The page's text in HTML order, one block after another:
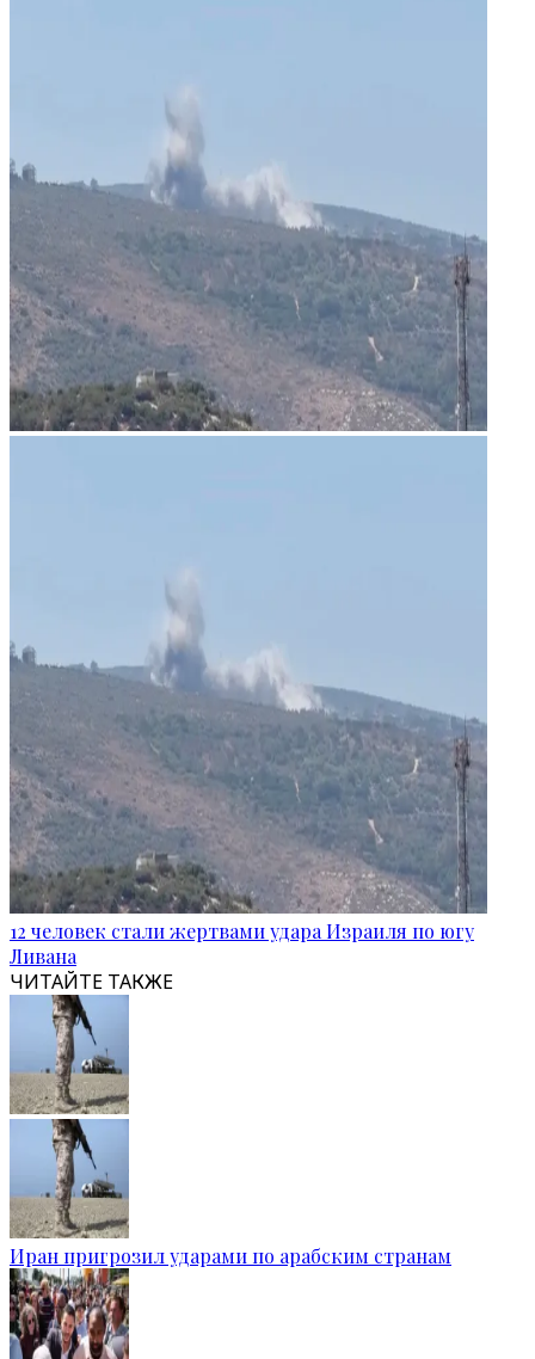
12 человек стали жертвами удара Израиля по югу
Ливана
ЧИТАЙТЕ ТАКЖЕ
Иран пригрозил ударами по арабским странам